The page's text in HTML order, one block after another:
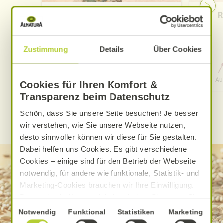
Zustimmung Details Über Cookies
Cookies für Ihren Komfort &
Transparenz beim Datenschutz
Schön, dass Sie unsere Seite besuchen! Je besser
wir verstehen, wie Sie unsere Webseite nutzen,
desto sinnvoller können wir diese für Sie gestalten.
Dabei helfen uns Cookies. Es gibt verschiedene
Cookies – einige sind für den Betrieb der Webseite
notwendig, für andere wie funktionale, Statistik- und
Marketing-Cookies brauchen wir Ihre Einwilligung.
Das optimale Nutzererlebnis erhalten Sie, wenn Sie
„Alle Cookies erlauben“ anklicken. Ihre Einwilligung
umfasst in diesem Fall auch den Einsatz von
Einwilligungsauswahl
Notwendig Funktional Statistiken Marketing
Aufwand Gesamtzeit
WEITERE ALNATURA REZEPTE FINDEN